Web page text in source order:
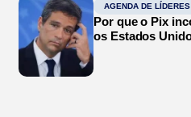
AGENDA DE LÍDERES
Por que o Pix
os Estados